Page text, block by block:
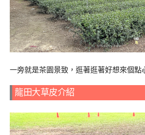
一旁就是茶園景致，逛著逛著好想來個點
龍田大草皮介紹